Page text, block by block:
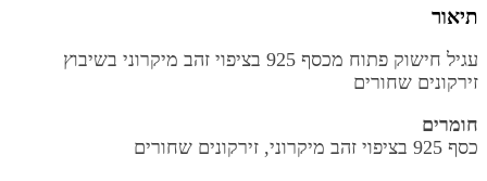
תיאור
עגיל חישוק פתוח מכסף 925 בציפוי זהב מיקרוני בשיבוץ
זירקונים שחורים
חומרים
כסף 925 בציפוי זהב מיקרוני, זירקונים שחורים